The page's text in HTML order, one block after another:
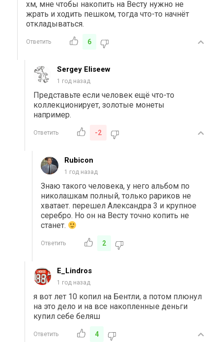
хм, мне чтобы накопить на Весту нужно не
жрать и ходить пешком, тогда что-то начнёт
откладываться.
Ответить 6
Sergey Eliseew
1 год назад
Представьте если человек ещё что-то
коллекционирует, золотые монеты
например.
Ответить -2
Rubicon
1 год назад
Знаю такого человека, у него альбом по
николашкам полный, только рариков не
хватает. перешел Александра 3 и крупное
серебро. Но он на Весту точно копить не
станет.
Ответить 2
E_Lindros
1 год назад
я вот лет 10 копил на Бентли, а потом плюнул
на это дело и на все накопленные деньги
купил себе беляш
Ответить 4